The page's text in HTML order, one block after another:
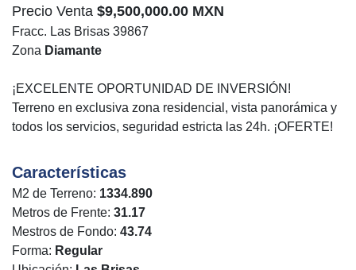
Precio Venta $9,500,000.00 MXN
Fracc. Las Brisas 39867
Zona Diamante
¡EXCELENTE OPORTUNIDAD DE INVERSIÓN!
Terreno en exclusiva zona residencial, vista panorámica y
todos los servicios, seguridad estricta las 24h. ¡OFERTE!
Características
M2 de Terreno: 1334.890
Metros de Frente: 31.17
Mestros de Fondo: 43.74
Forma: Regular